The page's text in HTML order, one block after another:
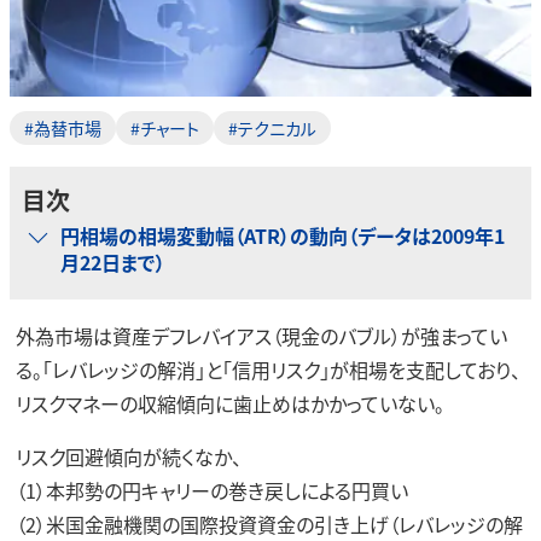
#為替市場 #チャート #テクニカル
目次
円相場の相場変動幅（ATR）の動向（データは2009年1
月22日まで）
外為市場は資産デフレバイアス（現金のバブル）が強まってい
る。「レバレッジの解消」と「信用リスク」が相場を支配しており、
リスクマネーの収縮傾向に歯止めはかかっていない。
リスク回避傾向が続くなか、
（1）本邦勢の円キャリーの巻き戻しによる円買い
（2）米国金融機関の国際投資資金の引き上げ（レバレッジの解